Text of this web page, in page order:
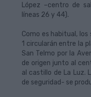
López –centro de
líneas 26 y 44).
Como es habitual, los
1 circularán entre la
San Telmo por la
de origen junto al
al castillo de La Luz.
de seguridad- se